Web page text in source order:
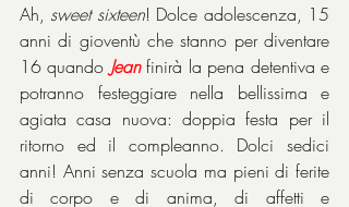
Ah, sweet sixteen! Dolce adolescenza, 15
anni di gioventù che stanno per diventare
16 quando Jean finirà la pena detentiva e
potranno festeggiare nella bellissima e
agiata casa nuova: doppia festa per il
ritorno ed il compleanno. Dolci sedici
anni! Anni senza scuola ma pieni di ferite
di corpo e di anima, di affetti e